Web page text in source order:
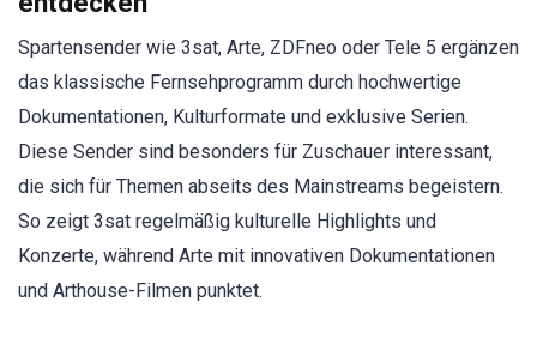
Spartensender wie 3sat, Arte, ZDFneo oder Tele 5 ergänzen
das klassische Fernsehprogramm durch hochwertige
Dokumentationen, Kulturformate und exklusive Serien.
Diese Sender sind besonders für Zuschauer interessant,
die sich für Themen abseits des Mainstreams begeistern.
So zeigt 3sat regelmäßig kulturelle Highlights und
Konzerte, während Arte mit innovativen Dokumentationen
und Arthouse-Filmen punktet.